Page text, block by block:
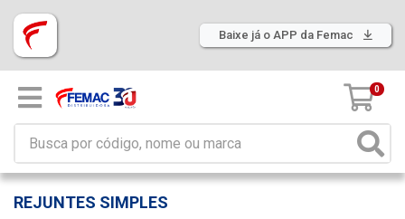
Baixe já o APP da Femac
0
REJUNTES SIMPLES